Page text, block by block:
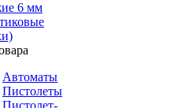
6 мм
Автоматы
Пистолеты
Пистолет-